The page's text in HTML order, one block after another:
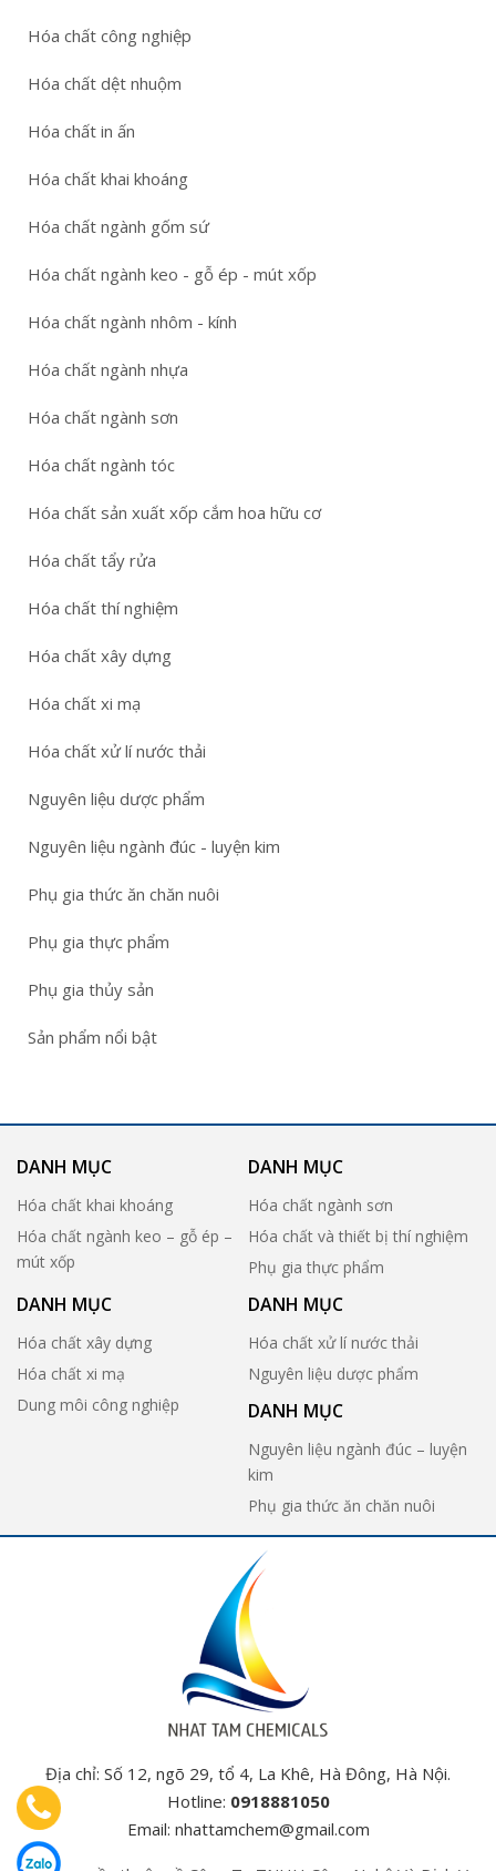
Hóa chất công nghiệp
Hóa chất dệt nhuộm
Hóa chất in ấn
Hóa chất khai khoáng
Hóa chất ngành gốm sứ
Hóa chất ngành keo - gỗ ép - mút xốp
Hóa chất ngành nhôm - kính
Hóa chất ngành nhựa
Hóa chất ngành sơn
Hóa chất ngành tóc
Hóa chất sản xuất xốp cắm hoa hữu cơ
Hóa chất tẩy rửa
Hóa chất thí nghiệm
Hóa chất xây dựng
Hóa chất xi mạ
Hóa chất xử lí nước thải
Nguyên liệu dược phẩm
Nguyên liệu ngành đúc - luyện kim
Phụ gia thức ăn chăn nuôi
Phụ gia thực phẩm
Phụ gia thủy sản
Sản phẩm nổi bật
DANH MỤC
Hóa chất khai khoáng
Hóa chất ngành keo – gỗ ép –
mút xốp
DANH MỤC
Hóa chất ngành sơn
Hóa chất và thiết bị thí nghiệm
Phụ gia thực phẩm
DANH MỤC
Hóa chất xây dựng
Hóa chất xi mạ
Dung môi công nghiệp
DANH MỤC
Hóa chất xử lí nước thải
Nguyên liệu dược phẩm
DANH MỤC
Nguyên liệu ngành đúc – luyện
kim
Phụ gia thức ăn chăn nuôi
Địa chỉ: Số 12, ngõ 29, tổ 4, La Khê, Hà Đông, Hà Nội.
Hotline: 0918881050
Email: nhattamchem@gmail.com